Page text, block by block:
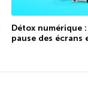
Détox numérique
pause des